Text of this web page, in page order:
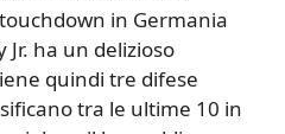
in Germania
Jr. ha un delizioso
quindi tre difese
tra le ultime 10 in